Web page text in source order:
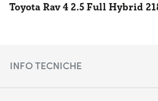
Toyota Rav 4 2.5 Full Hybrid
INFO TECNICHE